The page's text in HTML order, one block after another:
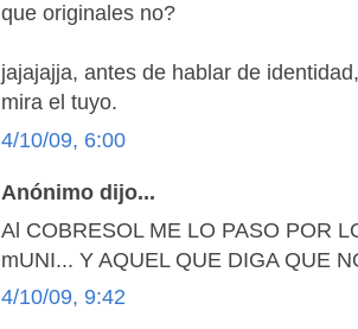
que originales no?
jajajajja, antes de hablar de
mira el tuyo.
4/10/09, 6:00
Anónimo dijo...
Al COBRESOL ME LO PASO POR
mUNI... Y AQUEL QUE DIGA QUE
4/10/09, 9:42